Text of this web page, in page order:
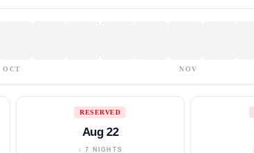
OCT NOV
RESERVED
Aug 22
↓ 7 NIGHTS